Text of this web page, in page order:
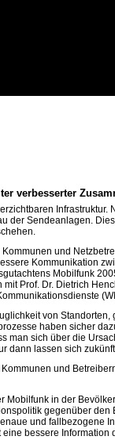
verbesserter
der Sendeanlagen.
und
Kommunikation
Mobilfunk
Prof. Dr. Dietrich
von
haben sicher
man sich über die
dann lassen sich
und
Mobilfunk in der
gegenüber
und fallbezogene
bessere Information